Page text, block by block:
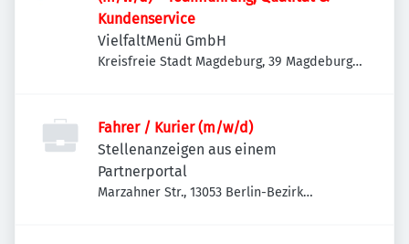
Kundenservice
VielfaltMenü GmbH
Kreisfreie Stadt Magdeburg, 39 Magdeburg,
Fahrer / Kurier (m/w/d)
Stellenanzeigen aus einem
Partnerportal
Marzahner Str., 13053 Berlin-Bezirk